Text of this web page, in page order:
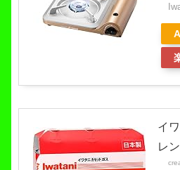
イ
レ